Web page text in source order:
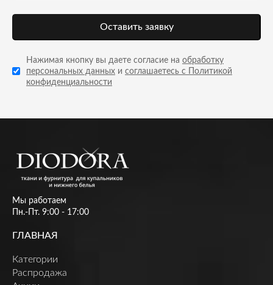
Оставить заявку
Нажимая кнопку вы даете согласие на обработку
персональных данных и соглашаетесь с Политикой
конфиденциальности
Мы работаем
Пн.-Пт. 9:00 - 17:00
ГЛАВНАЯ
Категории
Распродажа